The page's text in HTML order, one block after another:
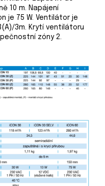
10 m. Napájení
je 75 W. Ventilátor je
3m. Krytí ventilátoru
zóny 2.